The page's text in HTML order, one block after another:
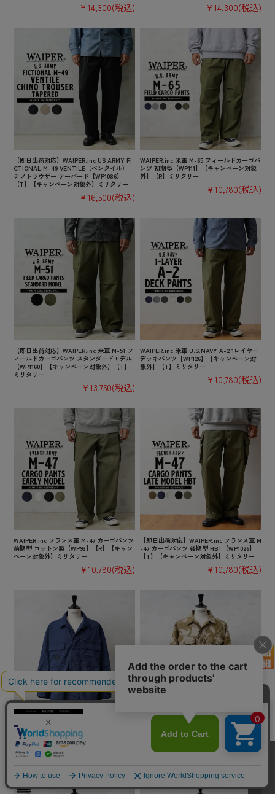
¥14,300(税込) ¥14,300(税込)
【即日出荷対応】WAIPER.inc US ARMY FI
CTIONAL M-49 VENTILE（ベンタイル）
チノトラウザー テーパード【WP1086】
【T】【キャンペーン対象外】ミリタリー
¥16,500(税込)
WAIPER.inc 米軍 M-65 フィールドカーゴパ
ンツ 初期型【WP111】【キャンペーン対象
外】【R】ミリタリー
¥10,780(税込)
【即日出荷対応】WAIPER.inc 米軍 M-51 フ
ィールドカーゴパンツ スタンダードモデル
【WP1160】【キャンペーン対象外】【T】
ミリタリー
¥13,750(税込)
WAIPER.inc 米軍 U.S.NAVY A-2 1レイヤー
デッキパンツ【WP126】【キャンペーン対
象外】【T】ミリタリー
¥10,780(税込)
WAIPER.inc フランス軍 M-47 カーゴパンツ
前期型 コットン製【WP93】【R】【キャン
ペーン対象外】ミリタリー
¥10,780(税込)
【即日出荷対応】WAIPER.inc フランス軍 M
-47 カーゴパンツ 後期型 HBT【WP1026】
【T】【キャンペーン対象外】ミリタリー
¥10,780(税込)
実物 新品 デッドストック 米軍 U.S. COAST
GUARD ODU オペレーション ジャケット /
USCG【キャンペーン対象外】【I】ミリタ
リー
実物 新品 デッドストック イギリス軍 TROP
ICAL COMBAT ジャケット デザートDPMカ
モ【キャンペーン対象外】【I】ミリタリー
¥3,850(税込)